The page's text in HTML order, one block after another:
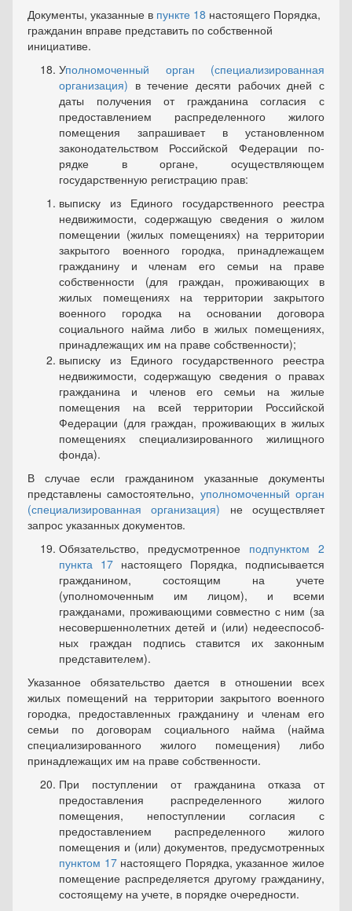
Документы, указанные в пункте 18 настоящего Порядка,
гражда­нин вправе представить по собственной
инициативе.
Уполномоченный орган (специализированная
организация) в течение десяти рабочих дней с
даты получения от гражданина согла­сия с
предоставлением распределенного жилого
помещения запраши­вает в установленном
законодательством Российской Федерации по­
рядке в органе, осуществляющем
государственную регистрацию прав:
выписку из Единого государственного реестра
недвижимости, содержащую сведения о жилом
помещении (жилых помещениях) на территории
закрытого военного городка, принадлежащем
гражданину и членам его семьи на праве
собственности (для граждан, проживаю­щих в
жилых помещениях на территории закрытого
военного городка на основании договора
социального найма либо в жилых помещениях,
принадлежащих им на праве собственности);
выписку из Единого государственного реестра
недвижимости, содержащую сведения о правах
гражданина и членов его семьи на жи­лые
помещения на всей территории Российской
Федерации (для граж­дан, проживающих в жилых
помещениях специализированного жи­лищного
фонда).
В случае если гражданином указанные документы
представлены самостоятельно, уполномоченный орган
(специализированная органи­зация) не осуществляет
запрос указанных документов.
Обязательство, предусмотренное подпунктом 2
пункта 17 настоящего Порядка, подписывается
гражданином, состоящим на уче­те
(уполномоченным им лицом), и всеми
гражданами, проживающими совместно с ним (за
несовершеннолетних детей и (или) недееспособ­
ных граждан подпись ставится их законным
представителем).
Указанное обязательство дается в отношении всех
жилых поме­щений на территории закрытого военного
городка, предоставленных гражданину и членам его
семьи по договорам социального найма (найма
специализированного жилого помещения) либо
принадлежа­щих им на праве собственности.
При поступлении от гражданина отказа от
предоставления распределенного жилого
помещения, непоступлении согласия с
предоставлением распределенного жилого
помещения и (или) доку­ментов, предусмотренных
пунктом 17настоящего Порядка, указанное жилое
помещение распределяется другому гражданину,
состоящему на учете, в порядке очередности.